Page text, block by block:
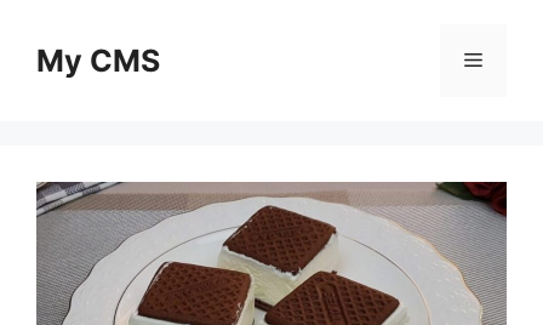
contentMy CMS Menu